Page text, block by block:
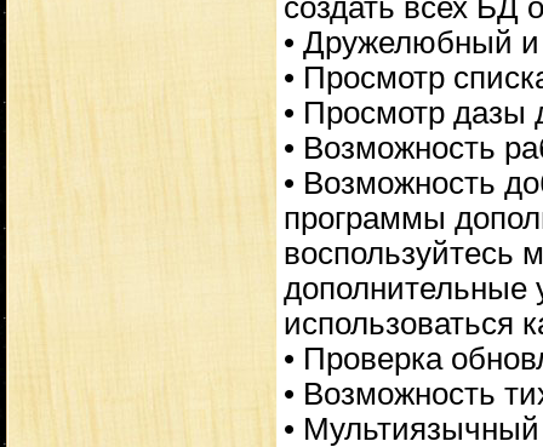
создать всех БД
• Дружелюбный
• Просмотр
• Просмотр дазы
• Возможность
• Возможность
программы
воспользуйтесь
дополнительные
использоваться
• Проверка
• Возможность
•